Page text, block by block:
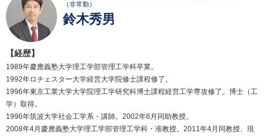
（非常勤）
鈴木秀男
【経歴】
1989年慶應義塾大学理工学部管理工学科卒業。
1992年ロチェスター大学経営大学院修士課程修了。
1996年東京工業大学大学院理工学研究科博士課程経営工学専攻修了。博士（工
学）取得。
1996年筑波大学社会工学系・講師。2002年6月同助教授。
2008年4月慶應義塾大学理工学部管理工学科・准教授。2011年4月同教授、現